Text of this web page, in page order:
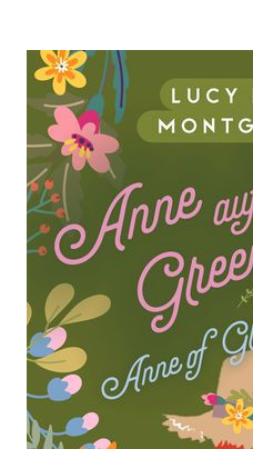
Anne auf Green
Green Gables
Zur Wunschliste
Deutsch Englisch
gesetzter Text -
VonLucy Maud
Verlag: Anaconda Verlag